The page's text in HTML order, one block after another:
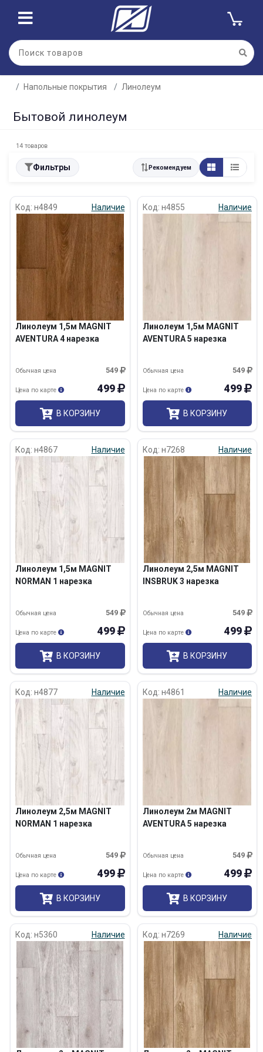
Напольные покрытия Линолеум
Бытовой линолеум
14 товаров
Фильтры Рекомендуем
Код: н4849 Наличие
Линолеум 1,5м MAGNIT
AVENTURA 4 нарезка
549
Обычная цена
499
Цена по карте
В КОРЗИНУ
Код: н4855 Наличие
Линолеум 1,5м MAGNIT
AVENTURA 5 нарезка
549
Обычная цена
499
Цена по карте
В КОРЗИНУ
Код: н4867 Наличие
Линолеум 1,5м MAGNIT
NORMAN 1 нарезка
549
Обычная цена
499
Цена по карте
В КОРЗИНУ
Код: н7268 Наличие
Линолеум 2,5м MAGNIT
INSBRUK 3 нарезка
549
Обычная цена
499
Цена по карте
В КОРЗИНУ
Код: н4877 Наличие
Линолеум 2,5м MAGNIT
NORMAN 1 нарезка
549
Обычная цена
499
Цена по карте
В КОРЗИНУ
Код: н4861 Наличие
Линолеум 2м MAGNIT
AVENTURA 5 нарезка
549
Обычная цена
499
Цена по карте
В КОРЗИНУ
Код: н5360 Наличие Код: н7269 Наличие